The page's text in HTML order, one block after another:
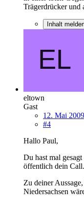
Trägerdrücker und
Inhalt
eltown
Gast
12. Mai
#4
Hallo Paul,
Du hast mal
öffentlich dein Call.
Zu deiner
Niedersachsen